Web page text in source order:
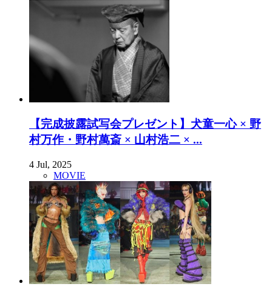
【完成披露試写会プレゼント】犬童一心 × 野
村万作・野村萬斎 × 山村浩二 × ...
4 Jul, 2025
MOVIE